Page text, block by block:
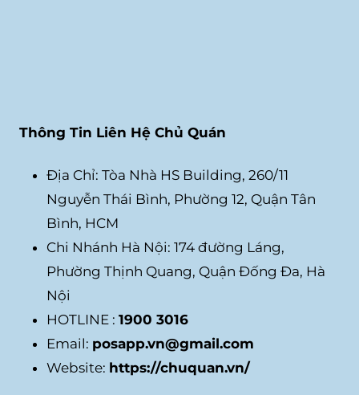
Thông Tin Liên Hệ Chủ Quán
Địa Chỉ: Tòa Nhà HS Building, 260/11
Nguyễn Thái Bình, Phường 12, Quận Tân
Bình, HCM
Chi Nhánh Hà Nội: 174 đường Láng,
Phường Thịnh Quang, Quận Đống Đa, Hà
Nội
HOTLINE : 1900 3016
Email: posapp.vn@gmail.com
Website: https://chuquan.vn/